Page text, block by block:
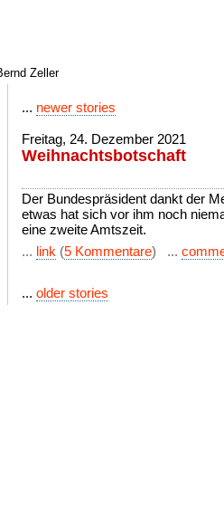
Zeller
... newer stories
Freitag, 24. Dezember 2021
Weihnachtsbotschaft
Der Bundespräsident dankt der
etwas hat sich vor ihm noch
eine zweite Amtszeit.
... link (5 Kommentare) ...
... older stories